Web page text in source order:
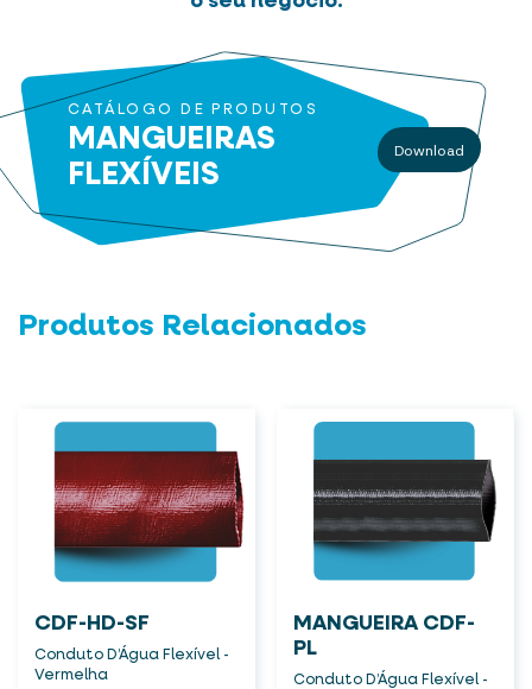
CATÁLOGO DE PRODUTOS
MANGUEIRAS
FLEXÍVEIS
Download
Produtos Relacionados
CDF-HD-SF
Conduto D’Água Flexível -
Vermelha
MANGUEIRA CDF-
PL
Conduto D’Água Flexível -